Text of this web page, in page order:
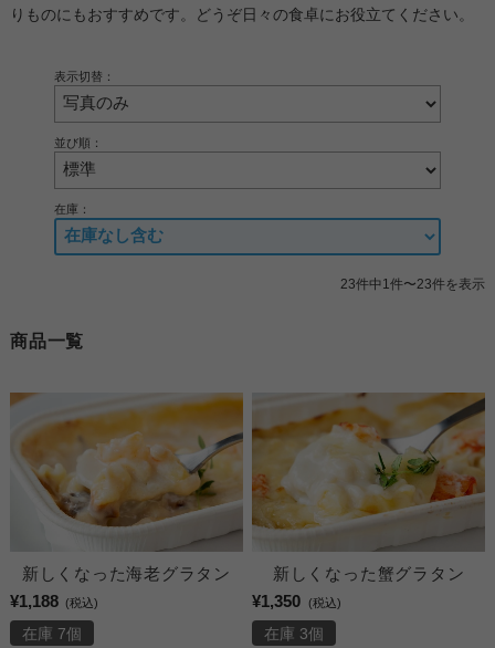
りものにもおすすめです。どうぞ日々の食卓にお役立てください。
表示切替：
並び順：
在庫：
23件中1件〜23件を表示
商品一覧
新しくなった海老グラタン
¥1,188 (税込)
在庫 7個
新しくなった蟹グラタン
¥1,350
(税込)
在庫 3個